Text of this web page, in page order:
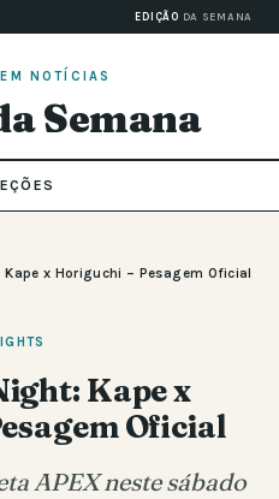
EDIÇÃO DA SEMANA
NOTÍCIAS
Semana
Kape x Horiguchi – Pesagem Oficial
Kape x
Oficial
APEX neste sábado